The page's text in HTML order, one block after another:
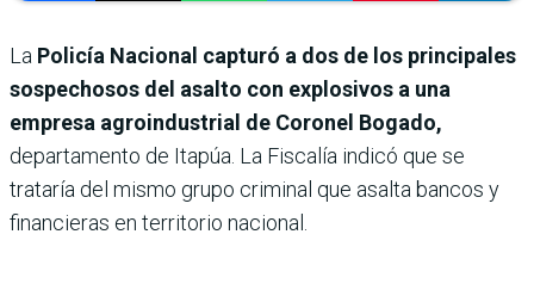
La Policía Nacional capturó a dos de los principales
sospechosos del asalto con explosivos a una
empresa agroindustrial de Coronel Bogado,
departamento de Itapúa. La Fiscalía indicó que se
trataría del mismo grupo criminal que asalta bancos y
financieras en territorio nacional.